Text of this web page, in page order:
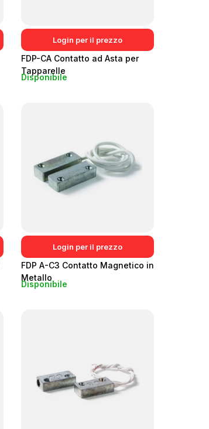
Login per il prezzo
FDP-CA Contatto ad Asta per
Tapparelle
Disponibile
Login per il prezzo
FDP A-C3 Contatto Magnetico in
Metallo
Disponibile